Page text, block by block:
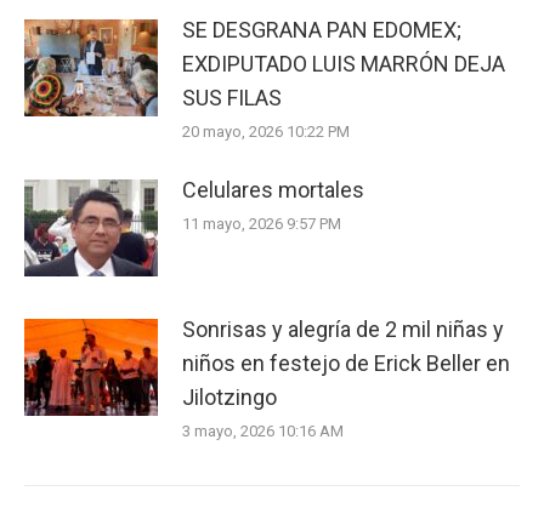
SE DESGRANA PAN EDOMEX;
EXDIPUTADO LUIS MARRÓN DEJA
SUS FILAS
20 mayo, 2026 10:22 PM
Celulares mortales
11 mayo, 2026 9:57 PM
Sonrisas y alegría de 2 mil niñas y
niños en festejo de Erick Beller en
Jilotzingo
3 mayo, 2026 10:16 AM